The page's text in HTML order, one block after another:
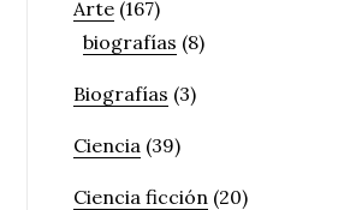
Arte (167)
biografías (8)
Biografías (3)
Ciencia (39)
Ciencia ficción (20)